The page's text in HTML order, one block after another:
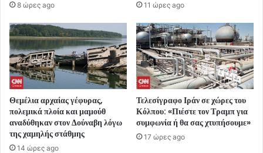
8 ώρες ago 11 ώρες ago
Θεμέλια αρχαίας γέφυρας,
πολεμικά πλοία και μαμούθ
αναδύθηκαν στον Δούναβη λόγω
της χαμηλής στάθμης
14 ώρες ago
Τελεσίγραφο Ιράν σε χώρες του
Κόλπου: «Πιέστε τον Τραμπ για
συμφωνία ή θα σας χτυπήσουμε»
17 ώρες ago